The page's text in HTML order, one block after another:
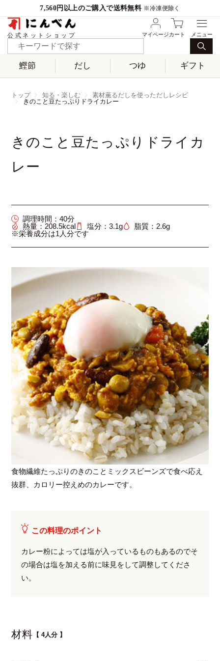
7,560円以上のご購入で送料無料 ※冷凍便除く
公式ネットショップ マイページカート
鰹節 だし つゆ ギフト
トップ 知る・楽しむ
素材薫るだしを使っただしレシピ
きのこと豆たっぷりドライカレー
きのこと豆たっぷりドライカ
レー
調理時間： 40分
熱量： 208.5kcal 塩分：3.1g
脂質：2.6g
※栄養成分は1人分です
食物繊維たっぷりのきのことミックスビーンズで食べ応え
抜群、カロリー控えめのカレーです。
この料理のポイント
カレー粉によっては塩が入っているものもあるのでそ
の場合は塩を加える前に味見をして調整してくださ
い。
材料 【 4人分 】